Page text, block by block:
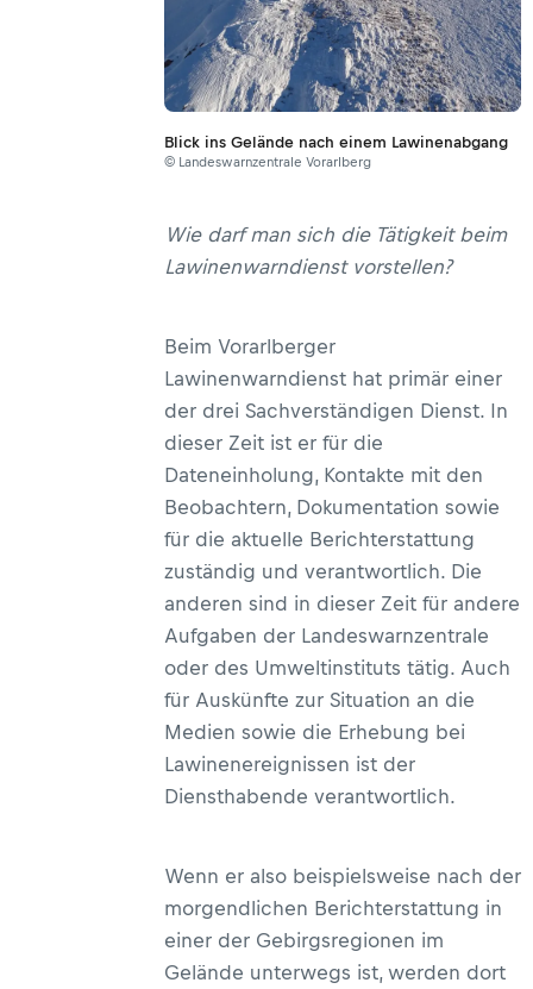
Blick ins Gelände nach einem Lawinenabgang
© Landeswarnzentrale Vorarlberg
Wie darf man sich die Tätigkeit beim
Lawinenwarndienst vorstellen?
Beim Vorarlberger
Lawinenwarndienst hat primär einer
der drei Sachverständigen Dienst. In
dieser Zeit ist er für die
Dateneinholung, Kontakte mit den
Beobachtern, Dokumentation sowie
für die aktuelle Berichterstattung
zuständig und verantwortlich. Die
anderen sind in dieser Zeit für andere
Aufgaben der Landeswarnzentrale
oder des Umweltinstituts tätig. Auch
für Auskünfte zur Situation an die
Medien sowie die Erhebung bei
Lawinenereignissen ist der
Diensthabende verantwortlich.
Wenn er also beispielsweise nach der
morgendlichen Berichterstattung in
einer der Gebirgsregionen im
Gelände unterwegs ist, werden dort